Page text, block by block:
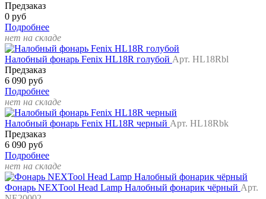
Предзаказ
0 руб
Подробнее
нет на складе
Налобный фонарь Fenix HL18R голубой Арт. HL18Rbl
Предзаказ
6 090 руб
Подробнее
нет на складе
Налобный фонарь Fenix HL18R черный Арт. HL18Rbk
Предзаказ
6 090 руб
Подробнее
нет на складе
Фонарь NEXTool Head Lamp Налобный фонарик чёрный Арт.